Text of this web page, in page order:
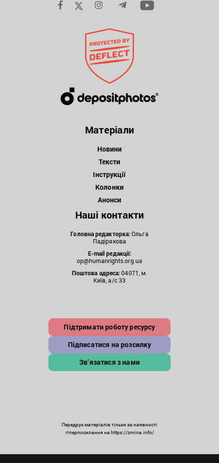
Матеріали
Новини
Тексти
Інструкції
Колонки
Анонси
Наші контакти
Головна редакторка:Ольга
Падірякова
E-mail редакції:
op@humanrights.org.ua
Поштова адреса:04071, м.
Київ, а/с 33
Підтримати роботу ресурсу
Підписатися на розсилку
Зв’язатися з нами
Передрук матеріалів тільки за наявності
гіперпосилання на https://zmina.info/